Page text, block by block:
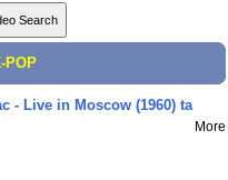
POP
- Live in Moscow (1960) ta
More